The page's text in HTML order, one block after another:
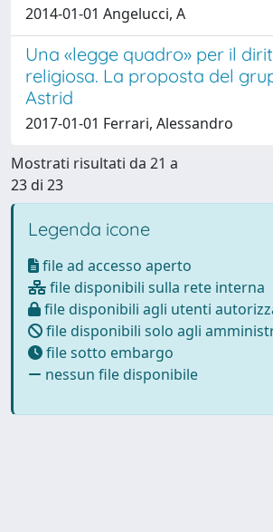
2014-01-01 Angelucci, A
Una «legge quadro» per il
religiosa. La proposta del
Astrid
2017-01-01 Ferrari, Alessandro
Mostrati risultati da 21 a
23 di 23
Legenda icone
file ad accesso aperto
file disponibili sulla rete interna
file disponibili agli utenti
file disponibili solo agli
file sotto embargo
nessun file disponibile